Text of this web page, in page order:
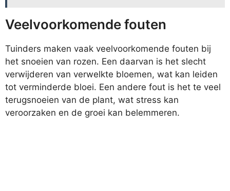
Veelvoorkomende fouten
Tuinders maken vaak veelvoorkomende fouten bij
het snoeien van rozen. Een daarvan is het slecht
verwijderen van verwelkte bloemen, wat kan leiden
tot verminderde bloei. Een andere fout is het te veel
terugsnoeien van de plant, wat stress kan
veroorzaken en de groei kan belemmeren.